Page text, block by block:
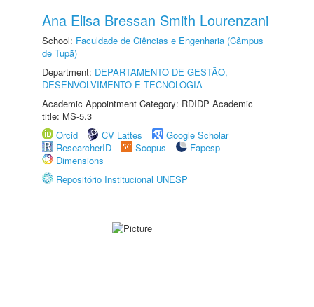
Ana Elisa Bressan Smith Lourenzani
School: Faculdade de Ciências e Engenharia (Câmpus
de Tupã)
Department: DEPARTAMENTO DE GESTÃO,
DESENVOLVIMENTO E TECNOLOGIA
Academic Appointment Category: RDIDP Academic
title: MS-5.3
Orcid
CV Lattes
Google Scholar
ResearcherID
Scopus
Fapesp
Dimensions
Repositório Institucional UNESP